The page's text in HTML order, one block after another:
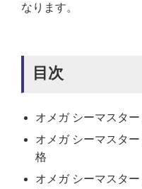
なります。
目次
オメガ シーマスタ
オメガ シーマスタ
格
オメガ シーマスタ